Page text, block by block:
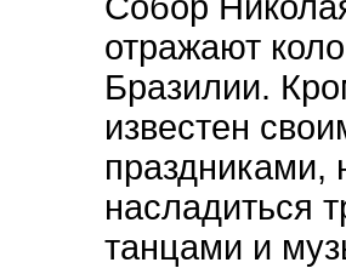
отражают
Бразилии.
известен
праздниками,
насладиться
танцами и